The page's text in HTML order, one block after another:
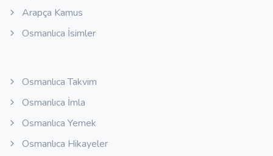
Arapça Kamus
Osmanlıca İsimler
Osmanlıca Takvim
Osmanlıca İmla
Osmanlıca Yemek
Osmanlıca Hikayeler